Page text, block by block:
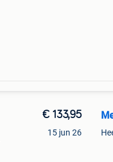
€ 133,95
15 jun 26